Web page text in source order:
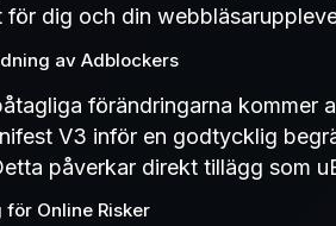
dig och din
av Adblockers
förändringarna kommer
V3 inför en godtycklig
påverkar direkt tillägg som
Online Risker